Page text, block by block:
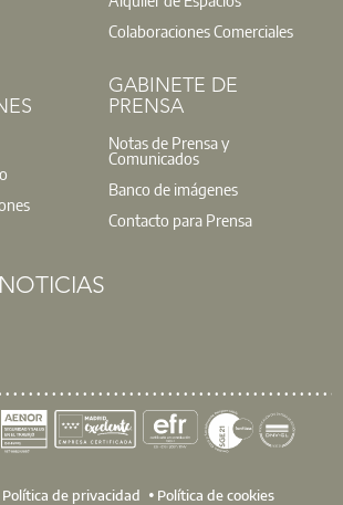
será el 13 de septiembre.
Colaboraciones Comerciales
GABINETE DE
PRENSA
Notas de Prensa y
Comunicados
Banco de imágenes
Contacto para Prensa
NOTICIAS
Política de privacidad
Política de cookies